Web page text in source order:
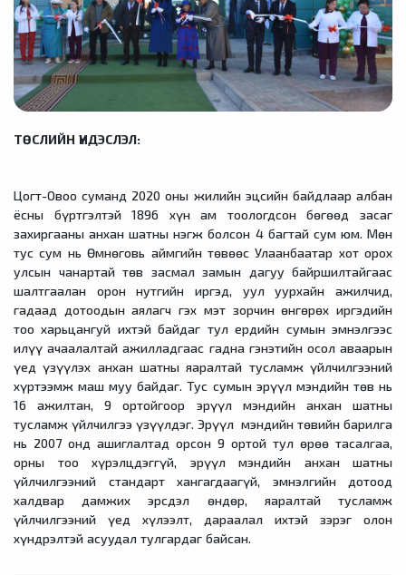
ТӨСЛИЙН ҮНДЭСЛЭЛ:
Цогт-Овоо суманд 2020 оны жилийн эцсийн байдлаар албан
ёсны бүртгэлтэй 1896 хүн ам тоологдсон бөгөөд засаг
захиргааны анхан шатны нэгж болсон 4 багтай сум юм. Мөн
тус сум нь Өмнөговь аймгийн төвөөс Улаанбаатар хот орох
улсын чанартай төв засмал замын дагуу байршилтайгаас
шалтгаалан орон нутгийн иргэд, уул уурхайн ажилчид,
гадаад дотоодын аялагч гэх мэт зорчин өнгөрөх иргэдийн
тоо харьцангуй ихтэй байдаг тул ердийн сумын эмнэлгээс
илүү ачаалалтай ажилладгаас гадна гэнэтийн осол аваарын
үед үзүүлэх анхан шатны яаралтай тусламж үйлчилгээний
хүртээмж маш муу байдаг. Тус сумын эрүүл мэндийн төв нь
16 ажилтан, 9 ортойгоор эрүүл мэндийн анхан шатны
тусламж үйлчилгээ үзүүлдэг. Эрүүл мэндийн төвийн барилга
нь 2007 онд ашиглалтад орсон 9 ортой тул өрөө тасалгаа,
орны тоо хүрэлцдэггүй, эрүүл мэндийн анхан шатны
үйлчилгээний стандарт хангагдаагүй, эмнэлгийн дотоод
халдвар дамжих эрсдэл өндөр, яаралтай тусламж
үйлчилгээний үед хүлээлт, дараалал ихтэй зэрэг олон
хүндрэлтэй асуудал тулгардаг байсан.